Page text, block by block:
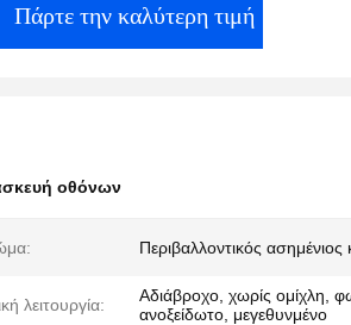
Πάρτε την καλύτερη τιμή
οθόνων
Περιβαλλοντικός ασημένιος
λειτουργία:
Αδιάβροχο, χωρίς ομίχλη,
ανοξείδωτο, μεγεθυνμένο